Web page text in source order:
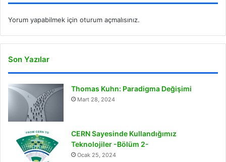
Yorum yapabilmek için oturum açmalısınız.
Son Yazılar
Thomas Kuhn: Paradigma Değişimi
Mart 28, 2024
CERN Sayesinde Kullandığımız
Teknolojiler -Bölüm 2-
Ocak 25, 2024